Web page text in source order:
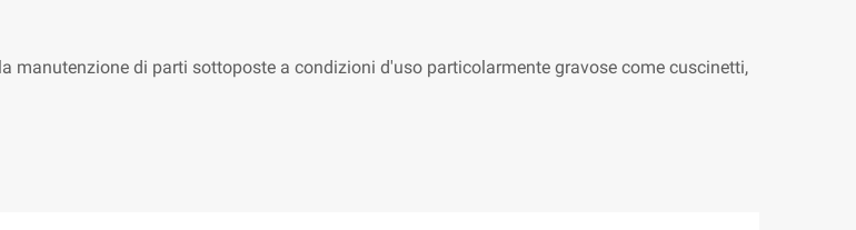
manutenzione di parti sottoposte a condizioni d'uso particolarmente gravose come cuscinetti,